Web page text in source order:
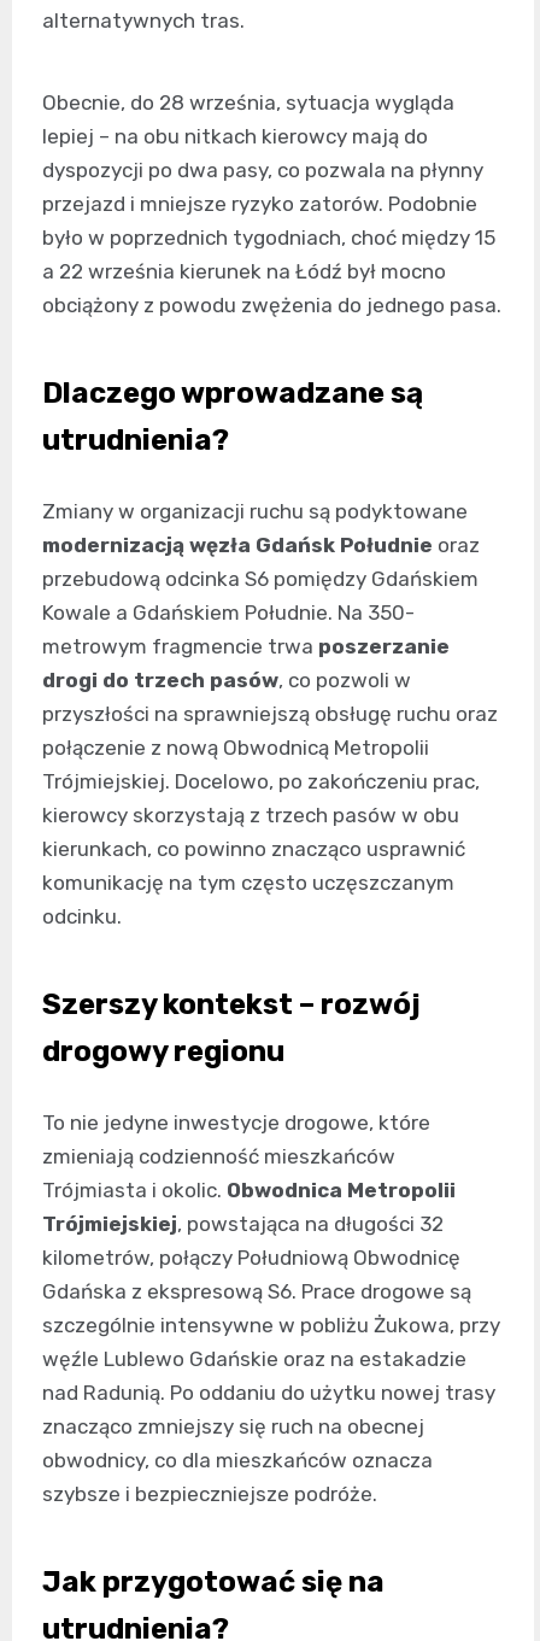
alternatywnych tras.
Obecnie, do 28 września, sytuacja wygląda
lepiej – na obu nitkach kierowcy mają do
dyspozycji po dwa pasy, co pozwala na płynny
przejazd i mniejsze ryzyko zatorów. Podobnie
było w poprzednich tygodniach, choć między 15
a 22 września kierunek na Łódź był mocno
obciążony z powodu zwężenia do jednego pasa.
Dlaczego wprowadzane są
utrudnienia?
Zmiany w organizacji ruchu są podyktowane
modernizacją węzła Gdańsk Południe oraz
przebudową odcinka S6 pomiędzy Gdańskiem
Kowale a Gdańskiem Południe. Na 350-
metrowym fragmencie trwa poszerzanie
drogi do trzech pasów, co pozwoli w
przyszłości na sprawniejszą obsługę ruchu oraz
połączenie z nową Obwodnicą Metropolii
Trójmiejskiej. Docelowo, po zakończeniu prac,
kierowcy skorzystają z trzech pasów w obu
kierunkach, co powinno znacząco usprawnić
komunikację na tym często uczęszczanym
odcinku.
Szerszy kontekst – rozwój
drogowy regionu
To nie jedyne inwestycje drogowe, które
zmieniają codzienność mieszkańców
Trójmiasta i okolic. Obwodnica Metropolii
Trójmiejskiej, powstająca na długości 32
kilometrów, połączy Południową Obwodnicę
Gdańska z ekspresową S6. Prace drogowe są
szczególnie intensywne w pobliżu Żukowa, przy
węźle Lublewo Gdańskie oraz na estakadzie
nad Radunią. Po oddaniu do użytku nowej trasy
znacząco zmniejszy się ruch na obecnej
obwodnicy, co dla mieszkańców oznacza
szybsze i bezpieczniejsze podróże.
Jak przygotować się na
utrudnienia?